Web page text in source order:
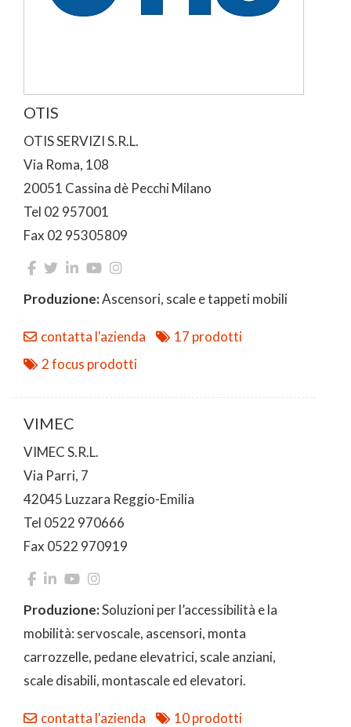
OTIS
OTIS SERVIZI S.R.L.
Via Roma, 108
20051 Cassina dè Pecchi Milano
Tel 02 957001
Fax 02 95305809
Produzione:Ascensori, scale e tappeti mobili
contatta l'azienda
17 prodotti
2 focus prodotti
VIMEC
VIMEC S.R.L.
Via Parri, 7
42045 Luzzara Reggio-Emilia
Tel 0522 970666
Fax 0522 970919
Produzione:Soluzioni per l’accessibilità e la
mobilità: servoscale, ascensori, monta
carrozzelle, pedane elevatrici, scale anziani,
scale disabili, montascale ed elevatori.
contatta l'azienda
10 prodotti